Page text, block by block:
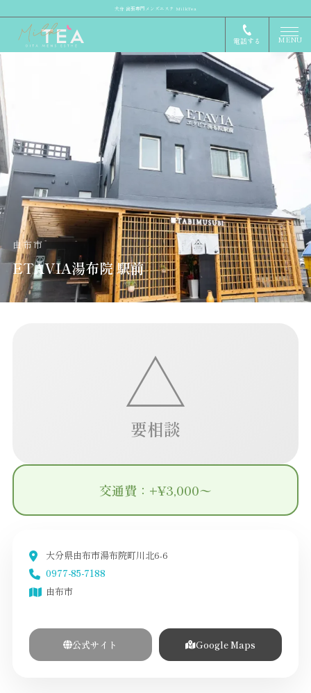
大分 出張専門メンズエステ MilkTea
電話する MENU
由布市
ETAVIA湯布院 駅前
△
要相談
交通費：+¥3,000〜
大分県由布市湯布院町川北6-6
0977-85-7188
由布市
公式サイト Google Maps